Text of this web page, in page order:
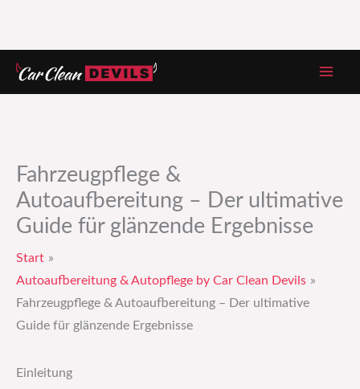
Zum
Inhalt
Fahrzeugpflege &
Autoaufbereitung – Der ultimative
Guide für glänzende Ergebnisse
Start
Autoaufbereitung & Autopflege by Car Clean Devils
Fahrzeugpflege & Autoaufbereitung – Der ultimative
Guide für glänzende Ergebnisse
Einleitung